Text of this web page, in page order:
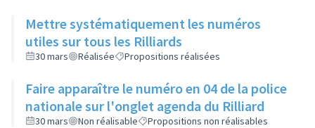
Mettre systématiquement les numéros
utiles sur tous les Rilliards
30 mars Réalisée Propositions réalisées
Faire apparaître le numéro en 04 de la police
nationale sur l'onglet agenda du Rilliard
30 mars Non réalisable Propositions non réalisables